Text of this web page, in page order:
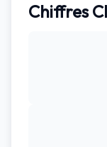
Chiffres